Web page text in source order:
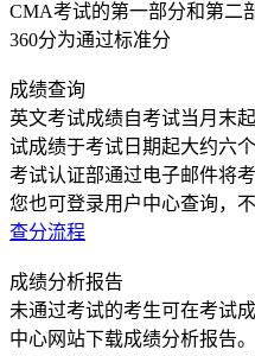
CMA考试的第一部分和第二
360分为通过标准分
成绩查询
英文考试成绩自考试当月末
试成绩于考试日期起大约六
考试认证部通过电子邮件将
您也可登录用户中心查询，
查分流程
成绩分析报告
未通过考试的考生可在考试
中心网站下载成绩分析报告